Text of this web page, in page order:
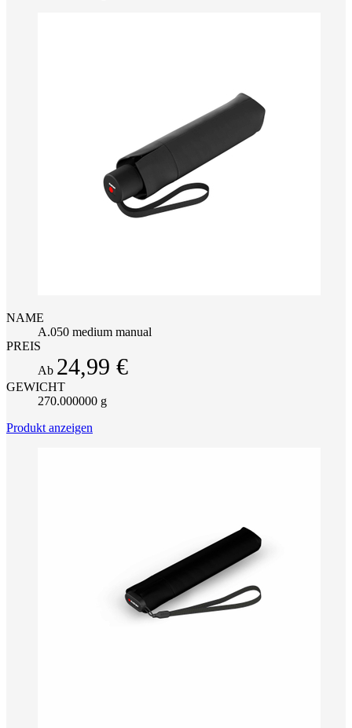
NAME
A.050 medium manual
PREIS
Ab 24,99 €
GEWICHT
270.000000 g
Produkt anzeigen